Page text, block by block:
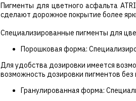
Пигменты для цветного асфальта
сделают дорожное покрытие более
Специализированные пигменты для
Порошковая форма:
Для удобства дозировки имеется
возможность дозировки пигментов
Гранулированная форма: